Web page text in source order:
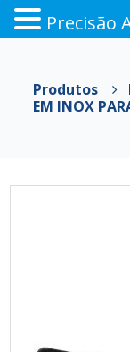
conteúdo
Produtos
EM INOX
Precisão